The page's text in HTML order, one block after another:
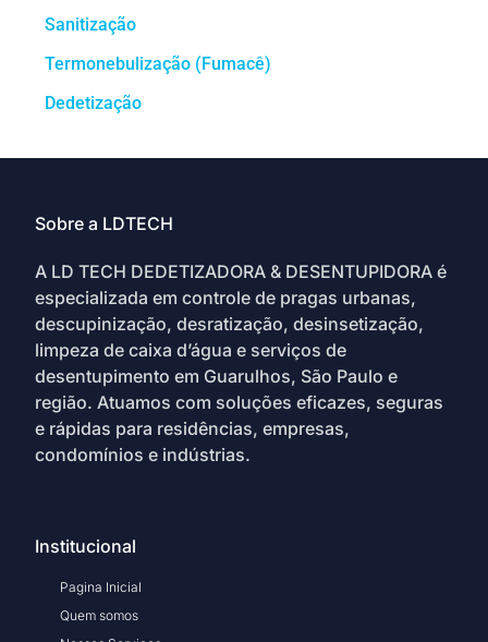
Sanitização
Termonebulização (Fumacê)
Dedetização
Sobre a LDTECH
A LD TECH DEDETIZADORA & DESENTUPIDORA é
especializada em controle de pragas urbanas,
descupinização, desratização, desinsetização,
limpeza de caixa d’água e serviços de
desentupimento em Guarulhos, São Paulo e
região. Atuamos com soluções eficazes, seguras
e rápidas para residências, empresas,
condomínios e indústrias.
Institucional
Pagina Inicial
Quem somos